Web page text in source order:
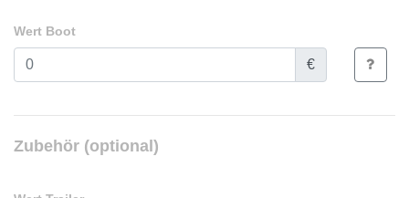
Wert Boot
€
Zubehör (optional)